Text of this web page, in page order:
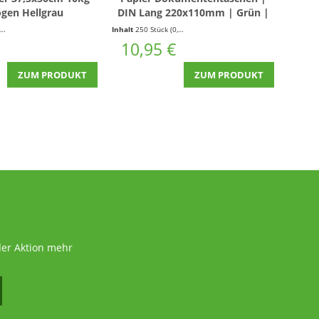
Hellgrau
ZUM PRODUKT
DIN Lang 220x110mm | Grün |
250 Stück
Inhalt250 Stück(0,04 € * / 1 Stück)
10,95 €
ZUM PRODUKT
Aktion mehr